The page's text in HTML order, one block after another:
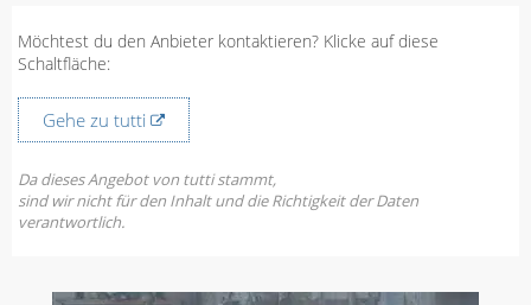
Möchtest du den Anbieter kontaktieren? Klicke auf diese
Schaltfläche:
Gehe zu tutti
Da dieses Angebot von tutti stammt,
sind wir nicht für den Inhalt und die Richtigkeit der Daten
verantwortlich.